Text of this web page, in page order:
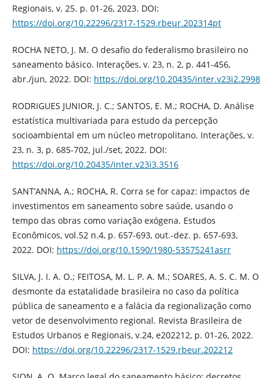
Regionais, v. 25. p. 01-26, 2023. DOI:
https://doi.org/10.22296/2317-1529.rbeur.202314pt
ROCHA NETO, J. M. O desafio do federalismo brasileiro no
saneamento básico. Interações, v. 23, n. 2, p. 441-456,
abr./jun, 2022. DOI: https://doi.org/10.20435/inter.v23i2.2998
RODRIGUES JUNIOR, J. C.; SANTOS, E. M.; ROCHA, D. Análise
estatística multivariada para estudo da percepção
socioambiental em um núcleo metropolitano. Interações, v.
23, n. 3, p. 685-702, jul./set, 2022. DOI:
https://doi.org/10.20435/inter.v23i3.3516
SANT’ANNA, A.; ROCHA, R. Corra se for capaz: impactos de
investimentos em saneamento sobre saúde, usando o
tempo das obras como variação exógena. Estudos
Econômicos, vol.52 n.4, p. 657-693, out.-dez. p. 657-693,
2022. DOI: https://doi.org/10.1590/1980-53575241asrr
SILVA, J. I. A. O.; FEITOSA, M. L. P. A. M.; SOARES, A. S. C. M. O
desmonte da estatalidade brasileira no caso da política
pública de saneamento e a falácia da regionalização como
vetor de desenvolvimento regional. Revista Brasileira de
Estudos Urbanos e Regionais, v.24, e202212, p. 01-26, 2022.
DOI: https://doi.org/10.22296/2317-1529.rbeur.202212